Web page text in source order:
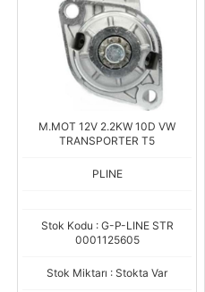
M.MOT 12V 2.2KW 10D VW
TRANSPORTER T5
PLINE
Stok Kodu : G-P-LINE STR
0001125605
Stok Miktarı : Stokta Var